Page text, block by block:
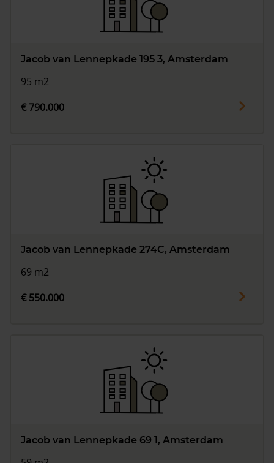
Jacob van Lennepkade 195 3, Amsterdam
95 m2
€ 790.000
Jacob van Lennepkade 274C, Amsterdam
69 m2
€ 550.000
Jacob van Lennepkade 69 1, Amsterdam